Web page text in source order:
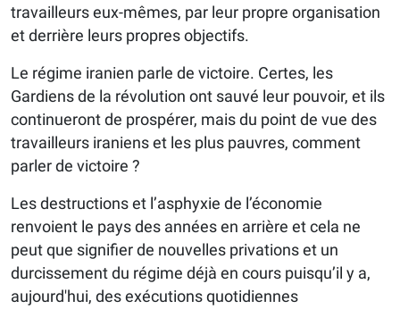
travailleurs eux-mêmes, par leur propre organisation
et derrière leurs propres objectifs.
Le régime iranien parle de victoire. Certes, les
Gardiens de la révolution ont sauvé leur pouvoir, et ils
continueront de prospérer, mais du point de vue des
travailleurs iraniens et les plus pauvres, comment
parler de victoire ?
Les destructions et l’asphyxie de l’économie
renvoient le pays des années en arrière et cela ne
peut que signifier de nouvelles privations et un
durcissement du régime déjà en cours puisqu’il y a,
aujourd'hui, des exécutions quotidiennes